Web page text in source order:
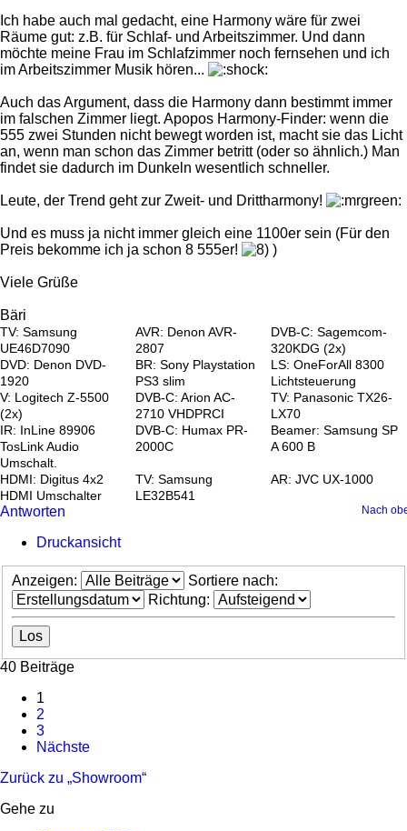
Ich habe auch mal gedacht, eine Harmony wäre für zwei
Räume gut: z.B. für Schlaf- und Arbeitszimmer. Und dann
möchte meine Frau im Schlafzimmer noch fernsehen und ich
im Arbeitszimmer Musik hören...
Auch das Argument, dass die Harmony dann bestimmt immer
im falschen Zimmer liegt. Apopos Harmony-Finder: wenn die
555 zwei Stunden nicht bewegt worden ist, macht sie das Licht
an, wenn man schon das Zimmer betritt (oder so ähnlich.) Man
findet sie dadurch im Dunkeln wesentlich schneller.
Leute, der Trend geht zur Zweit- und Drittharmony!
Und es muss ja nicht immer gleich eine 1100er sein (Für den
Preis bekomme ich ja schon 8 555er!
)
Viele Grüße
Bäri
TV: Samsung
UE46D7090
AVR: Denon AVR-
2807
DVB-C: Sagemcom-
320KDG (2x)
DVD: Denon DVD-
1920
BR: Sony Playstation
PS3 slim
LS: OneForAll 8300
Lichtsteuerung
V: Logitech Z-5500
(2x)
DVB-C: Arion AC-
2710 VHDPRCI
TV: Panasonic TX26-
LX70
IR: InLine 89906
TosLink Audio
Umschalt.
DVB-C: Humax PR-
2000C
Beamer: Samsung SP
A 600 B
HDMI: Digitus 4x2
HDMI Umschalter
TV: Samsung
LE32B541
AR: JVC UX-1000
Nach
Antworten
Druckansicht
Anzeigen:
Sortiere nach:
Richtung:
40 Beiträge
1
2
3
Nächste
Zurück zu „Showroom“
Gehe zu